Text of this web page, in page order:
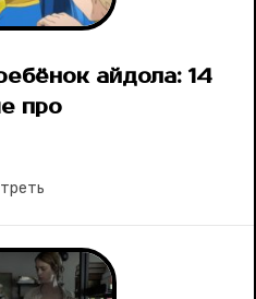
айдола: 14
про